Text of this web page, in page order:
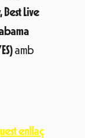
Best Live
amb
enllaç